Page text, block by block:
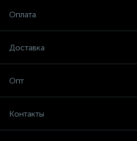
Оплата
Доставка
Опт
Контакты